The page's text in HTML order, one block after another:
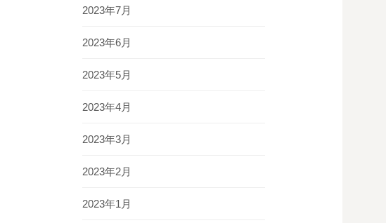
2023年7月
2023年6月
2023年5月
2023年4月
2023年3月
2023年2月
2023年1月